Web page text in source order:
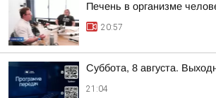
Печень в организме
20:57
Суббота, 8 августа.
21:04